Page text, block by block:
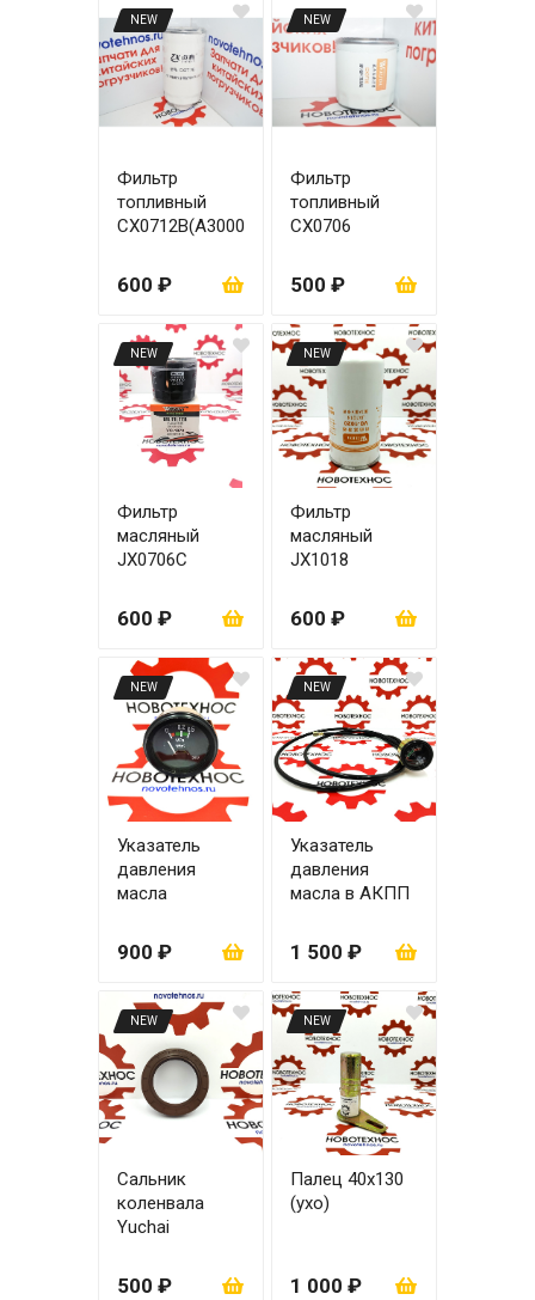
NEW
Фильтр
топливный
СХ0712В(А3000
1105030)YC610
8
600 ₽
NEW
Фильтр
топливный
CX0706
500 ₽
NEW
Фильтр
масляный
JX0706С
600 ₽
NEW
Фильтр
масляный
JX1018
600 ₽
NEW
Указатель
давления
масла
0,5 МРА
900 ₽
NEW
Указатель
давления
масла в АКПП
1 500 ₽
NEW
Сальник
коленвала
Yuchai
60x85x12
500 ₽
NEW
Палец 40х130
(ухо)
1 000 ₽